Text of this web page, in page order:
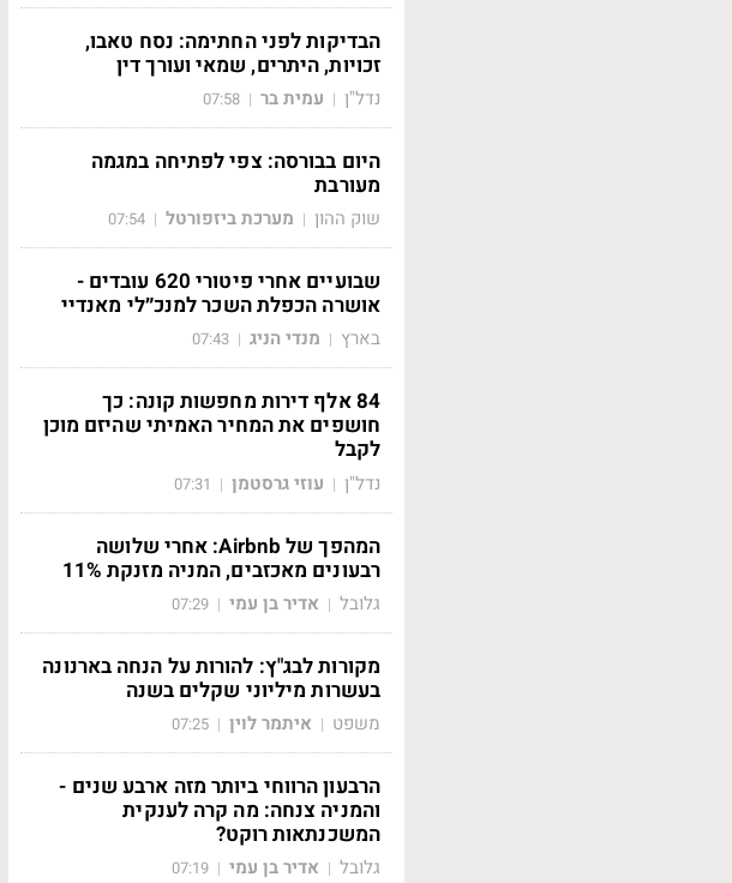
הבדיקות לפני החתימה: נסח טאבו,
זכויות, היתרים, שמאי ועורך דין
נדל"ן | עמית בר |
07:58
היום בבורסה: צפי לפתיחה במגמה
מעורבת
שוק ההון | מערכת ביזפורטל |
07:54
שבועיים אחרי פיטורי 620 עובדים -
אושרה הכפלת השכר למנכ״לי מאנדיי
בארץ | מנדי הניג |
07:43
84 אלף דירות מחפשות קונה: כך
חושפים את המחיר האמיתי שהיזם מוכן
לקבל
נדל"ן | עוזי גרסטמן |
07:31
המהפך של Airbnb: אחרי שלושה
רבעונים מאכזבים, המניה מזנקת 11%
גלובל | אדיר בן עמי |
07:29
מקורות לבג"ץ: להורות על הנחה בארנונה
בעשרות מיליוני שקלים בשנה
משפט | איתמר לוין |
07:25
הרבעון הרווחי ביותר מזה ארבע שנים -
והמניה צנחה: מה קרה לענקית
המשכנתאות רוקט?
גלובל | אדיר בן עמי |
07:19